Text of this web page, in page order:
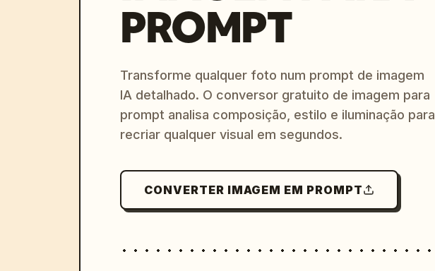
PROMPT
Transforme qualquer foto num prompt de imagem
IA detalhado. O conversor gratuito de imagem para
prompt analisa composição, estilo e iluminação para
recriar qualquer visual em segundos.
CONVERTER IMAGEM EM PROMPT